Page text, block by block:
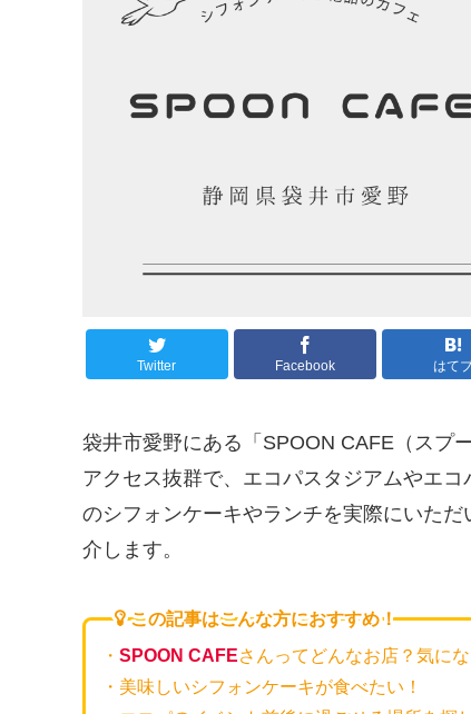
Twitter Facebook はて
袋井市愛野にある「SPOON CAFE（スプ
アクセス抜群で、エコパスタジアムやエ
のシフォンケーキやランチを実際にいた
介します。
この記事はこんな方におすすめ！
・SPOON CAFEさんってどんなお店？気に
・美味しいシフォンケーキが食べたい！